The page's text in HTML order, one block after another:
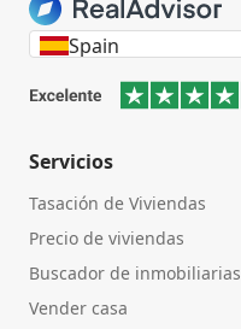
Spain
Servicios
Tasación de Viviendas
Precio de viviendas
Buscador de inmobiliarias
Vender casa